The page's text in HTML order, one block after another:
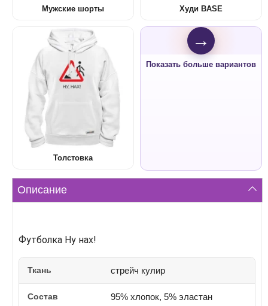
Мужские шорты Худи BASE
Толстовка
→
Показать больше вариантов
Описание
Футболка Ну нах!
Ткань стрейч кулир
Состав 95% хлопок, 5% эластан